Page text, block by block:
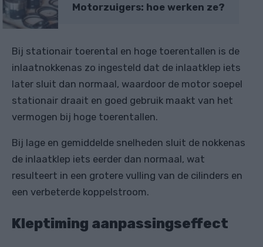
Motorzuigers: hoe werken ze?
Bij stationair toerental en hoge toerentallen is de
inlaatnokkenas zo ingesteld dat de inlaatklep iets
later sluit dan normaal, waardoor de motor soepel
stationair draait en goed gebruik maakt van het
vermogen bij hoge toerentallen.
Bij lage en gemiddelde snelheden sluit de nokkenas
de inlaatklep iets eerder dan normaal, wat
resulteert in een grotere vulling van de cilinders en
een verbeterde koppelstroom.
Kleptiming aanpassingseffect